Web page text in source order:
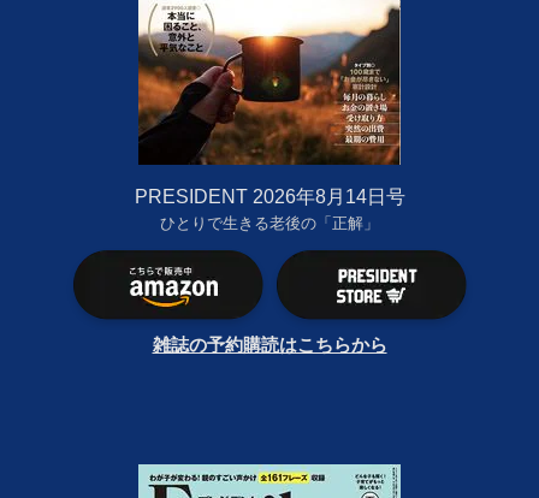
PRESIDENT 2026年8月14日号
ひとりで生きる老後の「正解」
雑誌の予約購読はこちらから